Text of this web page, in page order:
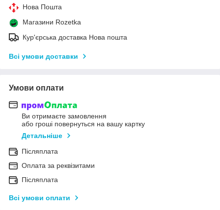
Нова Пошта
Магазини Rozetka
Кур'єрська доставка Нова пошта
Всі умови доставки
Умови оплати
Ви отримаєте замовлення
або гроші повернуться на вашу картку
Детальніше
Післяплата
Оплата за реквізитами
Післяплата
Всі умови оплати